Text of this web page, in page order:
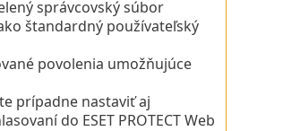
správcovský súbor
štandardný používateľský
povolenia umožňujúce
prípadne nastaviť aj
do ESET PROTECT Web